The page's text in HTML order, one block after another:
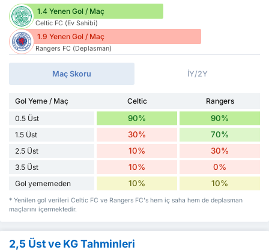
1.4 Yenen Gol / Maç
Celtic FC (Ev Sahibi)
1.9 Yenen Gol / Maç
Rangers FC (Deplasman)
Maç Skoru İY/2Y
Gol Yeme / Maç Celtic
Rangers
0.5 Üst
90% 90%
1.5 Üst 30% 70%
2.5 Üst 10% 30%
3.5 Üst 10% 0%
Gol yememeden 10% 10%
* Yenilen gol verileri Celtic FC ve Rangers FC's hem iç saha hem de deplasman
maçlarını içermektedir.
2,5 Üst ve KG Tahminleri